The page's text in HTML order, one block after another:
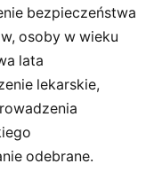
bezpieczeństwa
osoby w wieku
lata
lekarskie,
odebrane.